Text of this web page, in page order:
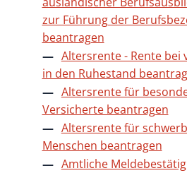
zur Führung der
beantragen
Altersrente - Rente
in den Ruhestand
Altersrente für
Versicherte beantragen
Altersrente für
Menschen beantragen
Amtliche